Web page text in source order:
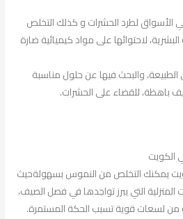
في الأسواق لطرد الحشرات و كذلك التخلص
لاحتوائها على مواد كيميائية ضارة
الطبيعة، والبحث فيها عن حلول مناسبة
باهظة، للقضاء على الحشرات.
الكويت
يمكنك التخلص من النموس بسهولةحيث
التي يبرز تواجدها في فصل الصيف،
من لسعات قوية تسبب الحكة المستمرة.